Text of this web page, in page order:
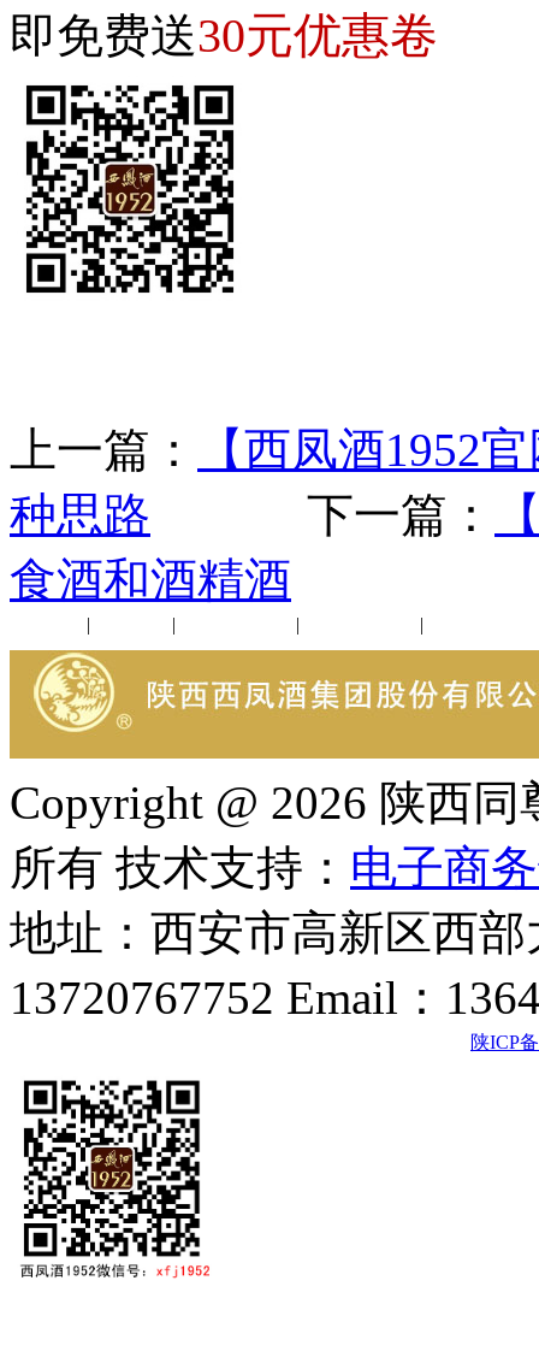
即免费送30元优惠卷
上一篇：
【西凤酒1952
种思路 下一篇：
食酒和酒精酒
| | | |
Copyright @ 2026 陕西
所有 技术支持： 电子商
地址：西安市高新区西
13720767752 Email：
陕ICP